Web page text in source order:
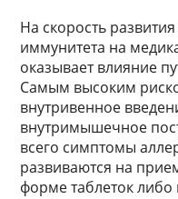
На скорость
иммунитета на
оказывает влияние
Самым высоким
внутривенное
внутримышечное
всего симптомы
развиваются на
форме таблеток либо